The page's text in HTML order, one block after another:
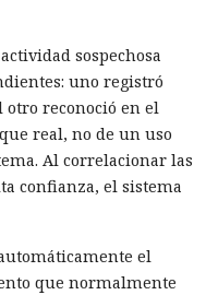
sospechosa
uno registró
reconoció en el
real, no de un uso
Al correlacionar las
confianza, el sistema
el
que normalmente